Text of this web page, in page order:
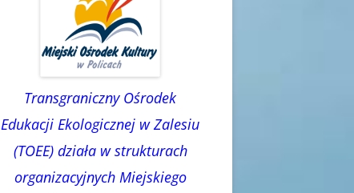
Transgraniczny Ośrodek
Edukacji Ekologicznej w Zalesiu
(TOEE) działa w strukturach
organizacyjnych Miejskiego